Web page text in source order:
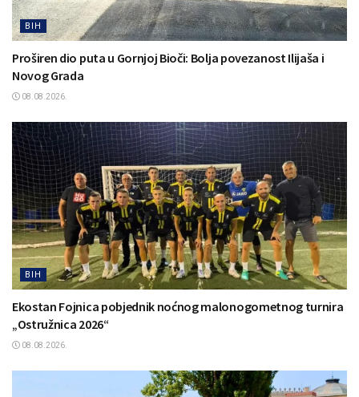
BIH
Proširen dio puta u Gornjoj Bioči: Bolja povezanost Ilijaša i
Novog Grada
08.08.2026.
BIH
Ekostan Fojnica pobjednik noćnog malonogometnog turnira
„Ostružnica 2026“
08.08.2026.